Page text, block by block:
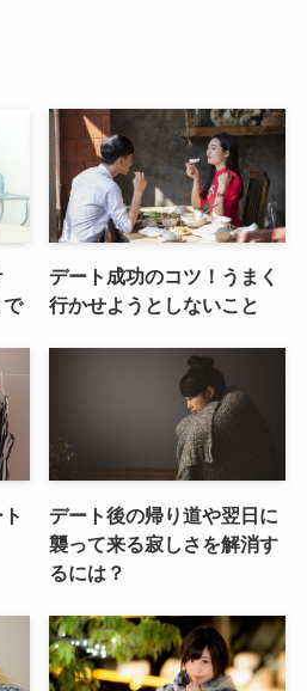
デート成功のコツ！うまく
行かせようとしないこと
デート後の帰り道や翌日に
襲って来る寂しさを解消す
るには？